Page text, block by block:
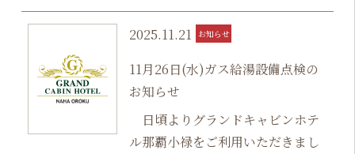
2025.11.21 お知らせ
11月26日(水)ガス給湯設備点検の
お知らせ
日頃よりグランドキャビンホテ
ル那覇小禄をご利用いただきまし